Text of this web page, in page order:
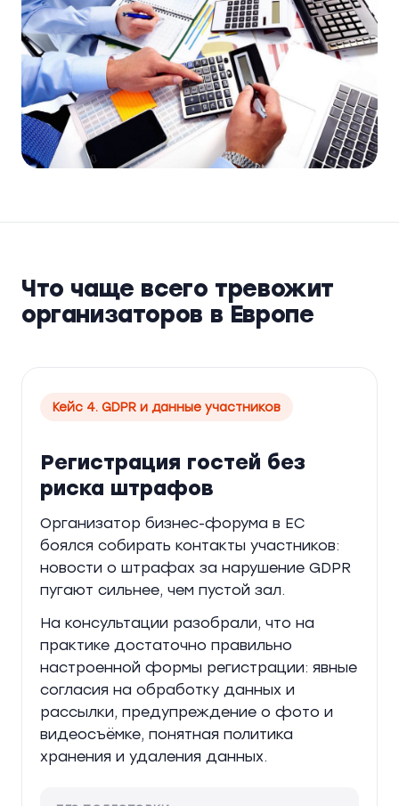
Что чаще всего тревожит
организаторов в Европе
Кейс 4. GDPR и данные участников
Регистрация гостей без
риска штрафов
Организатор бизнес-форума в ЕС
боялся собирать контакты участников:
новости о штрафах за нарушение GDPR
пугают сильнее, чем пустой зал.
На консультации разобрали, что на
практике достаточно правильно
настроенной формы регистрации: явные
согласия на обработку данных и
рассылки, предупреждение о фото и
видеосъёмке, понятная политика
хранения и удаления данных.